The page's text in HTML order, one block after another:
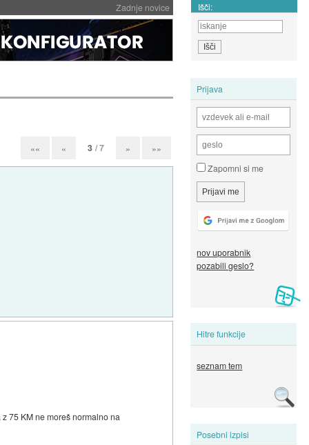
Zadnje novice Išči:
Prijava
Zapomni si me
nov uporabnik
pozabili geslo?
Hitre funkcije
seznam tem
Posebni izpisi
«« « 3 / 7 » »»
75 KM ne moreš normalno na